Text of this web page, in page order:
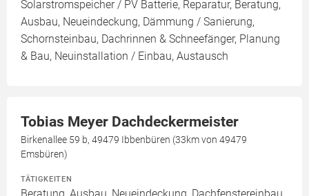
Solarstromspeicher / PV Batterie, Reparatur, Beratung,
Ausbau, Neueindeckung, Dämmung / Sanierung,
Schornsteinbau, Dachrinnen & Schneefänger, Planung
& Bau, Neuinstallation / Einbau, Austausch
Tobias Meyer Dachdeckermeister
Birkenallee 59 b, 49479 Ibbenbüren (33km von 49479
Emsbüren)
TÄTIGKEITEN